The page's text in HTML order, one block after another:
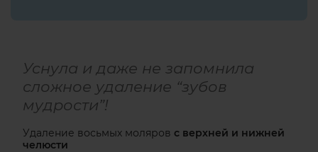
Уснула и даже не запомнила
сложное удаление “зубов
мудрости”!
Удаление восьмых моляров с верхней и нижней
челюсти